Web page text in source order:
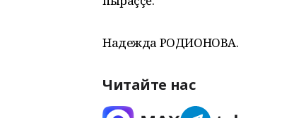
Надежда РОДИОНОВА.
Читайте нас